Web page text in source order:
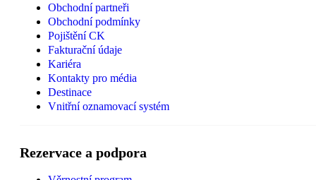
Obchodní partneři
Obchodní podmínky
Pojištění CK
Fakturační údaje
Kariéra
Kontakty pro média
Destinace
Vnitřní oznamovací systém
Rezervace a podpora